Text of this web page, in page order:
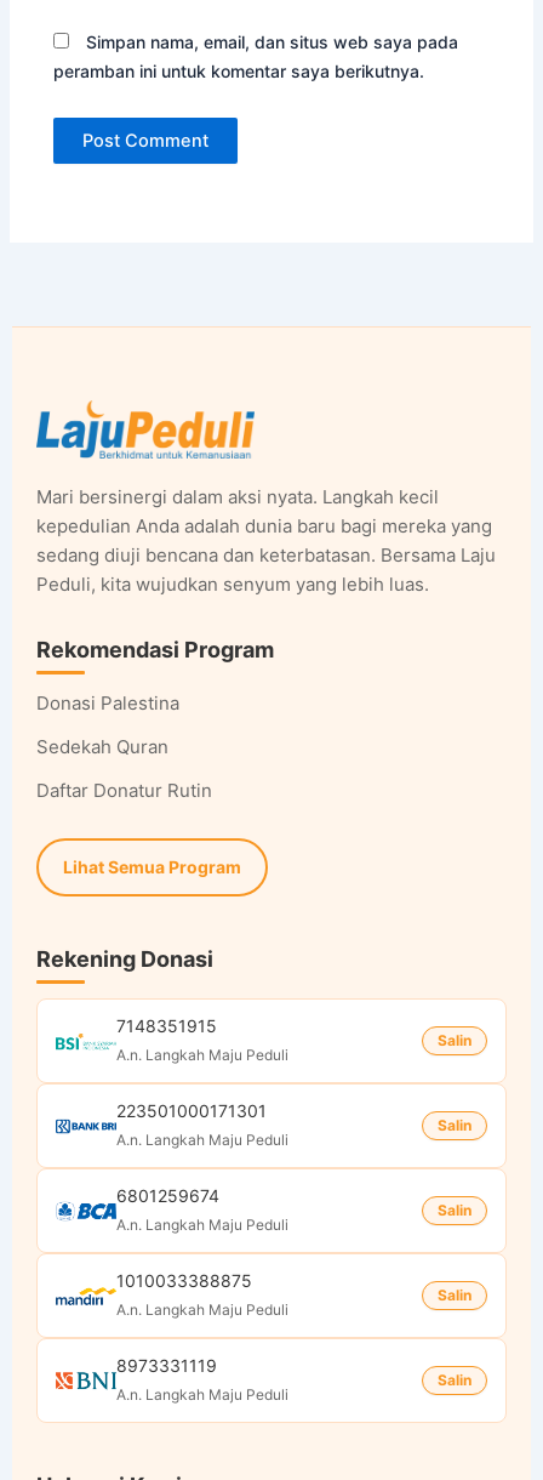
Simpan nama, email, dan situs web saya pada
peramban ini untuk komentar saya berikutnya.
Mari bersinergi dalam aksi nyata. Langkah kecil
kepedulian Anda adalah dunia baru bagi mereka yang
sedang diuji bencana dan keterbatasan. Bersama Laju
Peduli, kita wujudkan senyum yang lebih luas.
Rekomendasi Program
Donasi Palestina
Sedekah Quran
Daftar Donatur Rutin
Lihat Semua Program
Rekening Donasi
7148351915
A.n. Langkah Maju Peduli
Salin
223501000171301
A.n. Langkah Maju Peduli
Salin
6801259674
A.n. Langkah Maju Peduli
Salin
1010033388875
A.n. Langkah Maju Peduli
Salin
8973331119
A.n. Langkah Maju Peduli
Salin